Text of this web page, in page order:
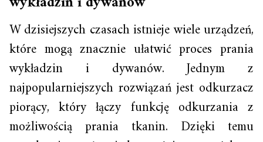
W dzisiejszych czasach istnieje wiele urządzeń,
które mogą znacznie ułatwić proces prania
wykładzin i dywanów. Jednym z
najpopularniejszych rozwiązań jest odkurzacz
piorący, który łączy funkcję odkurzania z
możliwością prania tkanin. Dzięki temu